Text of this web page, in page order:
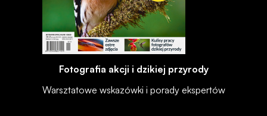
Fotografia akcji i dzikiej przyrody
Warsztatowe wskazówki i porady ekspertów